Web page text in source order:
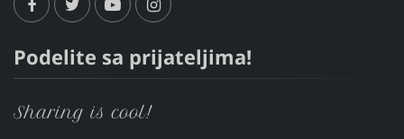
Podelite sa prijateljima!
Sharing is cool!